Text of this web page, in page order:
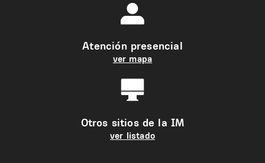
Atención presencial
ver mapa
Otros sitios de la IM
ver listado